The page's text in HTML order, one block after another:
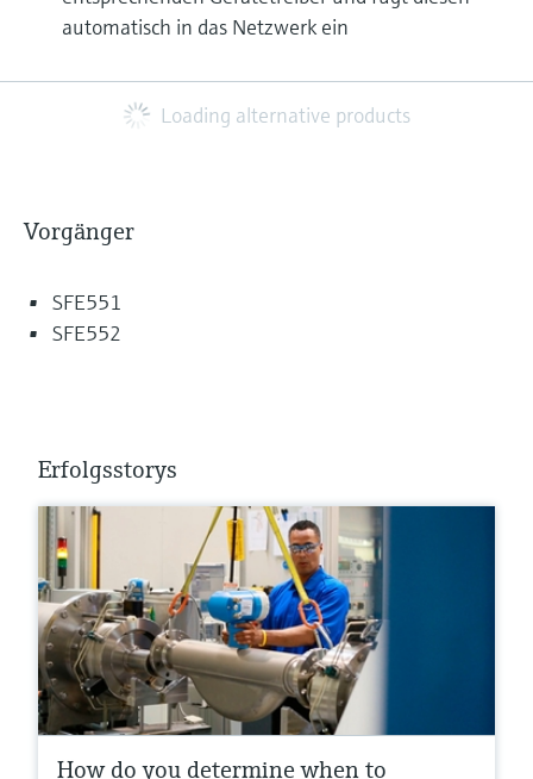
automatisch in das Netzwerk ein
Loading alternative products
Vorgänger
SFE551
SFE552
Erfolgsstorys
How do you determine when to